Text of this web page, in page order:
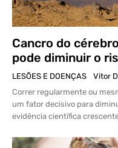
Cancro do
pode diminuir o
LESÕES E DOENÇAS Vitor
Correr regularmente ou
um fator decisivo para
evidência científica